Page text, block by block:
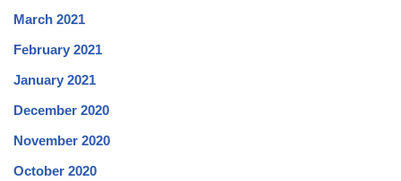
March 2021
February 2021
January 2021
December 2020
November 2020
October 2020